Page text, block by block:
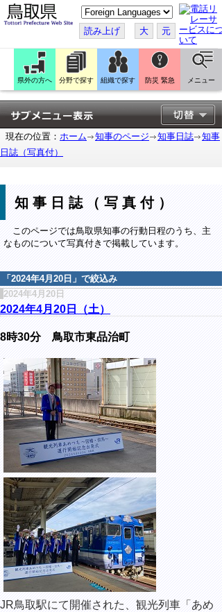
こ
の
ペ
ー
ジ
翻
訳
す
る
読み上げ 大 元
県外の方へ 分野で探す 組織で探す 防災 緊急 メニュー
現在の位置： ホーム 知事のページ 知事日誌
知事
日誌（写真付）
知事日誌（写真付）
このページでは鳥取県知事の行動日程のうち、主
なものについて写真付きで掲載しています。
「 2024年4月20日 」で絞込み
2024年4月20日
2024年4月20日（土）
8時30分 鳥取市東品治町
JR鳥取駅にて開催された、 観光列車「あめ